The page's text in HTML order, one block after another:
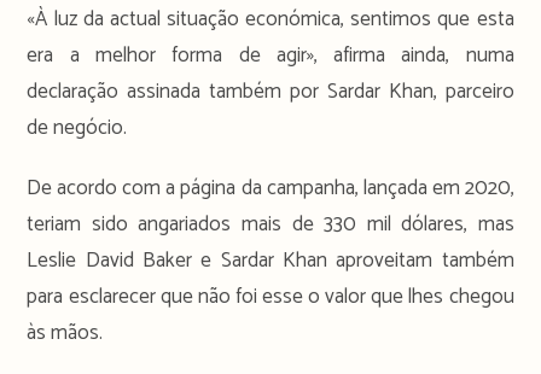
«À luz da actual situação económica, sentimos que esta
era a melhor forma de agir», afirma ainda, numa
declaração assinada também por Sardar Khan, parceiro
de negócio.
De acordo com a página da campanha, lançada em 2020,
teriam sido angariados mais de 330 mil dólares, mas
Leslie David Baker e Sardar Khan aproveitam também
para esclarecer que não foi esse o valor que lhes chegou
às mãos.